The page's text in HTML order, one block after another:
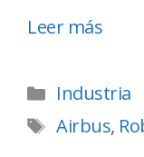
Leer más
Industria
Airbus,